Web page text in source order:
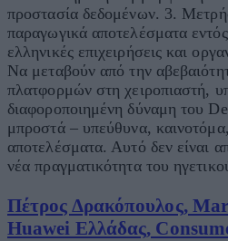
προστασία δεδομένων. 3.
παραγωγικά αποτελέσματα
ελληνικές επιχειρήσεις και
Να μεταβούν από την
πλατφορμών στη χειροπιαστή,
διαφοροποιημένη δύναμη του
μπροστά – υπεύθυνα,
αποτελέσματα. Αυτό δεν είναι
νέα πραγματικότητα του
Πέτρος Δρακόπουλος,
Huawei Ελλάδας,